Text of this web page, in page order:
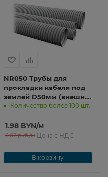
NR050 Трубы для
прокладки кабеля под
землей D50мм (внешн.)
80050
Количество более 100 шт.
1.98BYN/м
4.02руб./м Цена с НДС
В корзину